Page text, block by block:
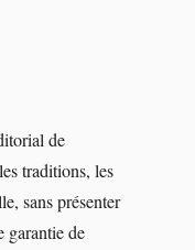
de
traditions, les
sans présenter
garantie de